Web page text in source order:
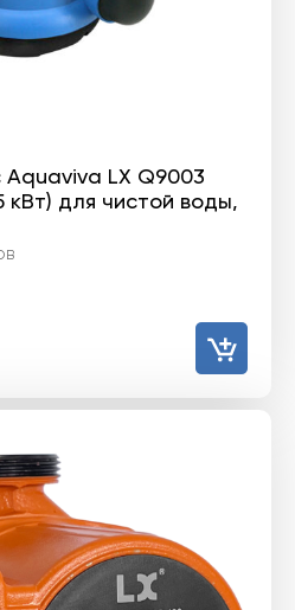
LX Q9003
кВт) для чистой воды,